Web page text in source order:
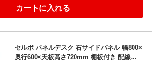
セルボ パネルデスク 右サイドパネル 幅800×
奥行600×天板高さ720mm 棚板付き 配線ホ